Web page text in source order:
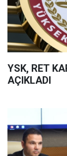
YSK, RET
AÇIKLADI